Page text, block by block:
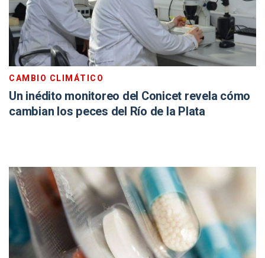
CAMBIO CLIMÁTICO
Un inédito monitoreo del Conicet revela cómo
cambian los peces del Río de la Plata